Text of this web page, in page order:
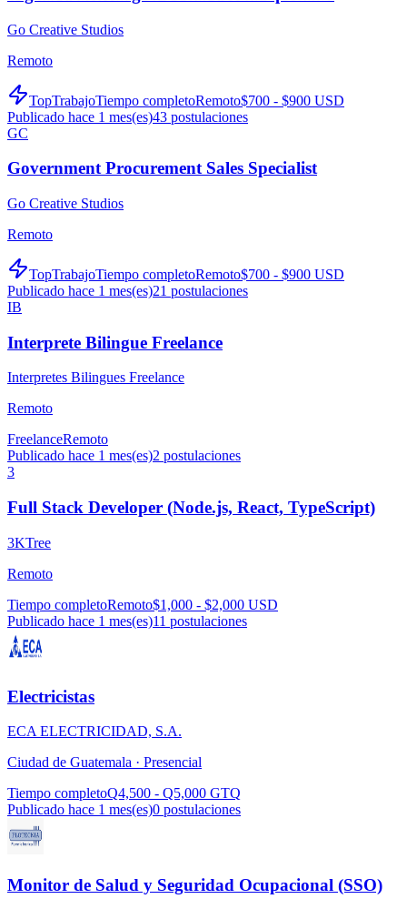
Go Creative Studios
Remoto
TopTrabajoTiempo completoRemoto$700 - $900 USD
Publicado hace 1 mes(es)43 postulaciones
GC
Government Procurement Sales Specialist
Go Creative Studios
Remoto
TopTrabajoTiempo completoRemoto$700 - $900 USD
Publicado hace 1 mes(es)21 postulaciones
IB
Interprete Bilingue Freelance
Interpretes Bilingues Freelance
Remoto
FreelanceRemoto
Publicado hace 1 mes(es)2 postulaciones
3
Full Stack Developer (Node.js, React, TypeScript)
3KTree
Remoto
Tiempo completoRemoto$1,000 - $2,000 USD
Publicado hace 1 mes(es)11 postulaciones
Electricistas
ECA ELECTRICIDAD, S.A.
Ciudad de Guatemala · Presencial
Tiempo completoQ4,500 - Q5,000 GTQ
Publicado hace 1 mes(es)0 postulaciones
Monitor de Salud y Seguridad Ocupacional (SSO)